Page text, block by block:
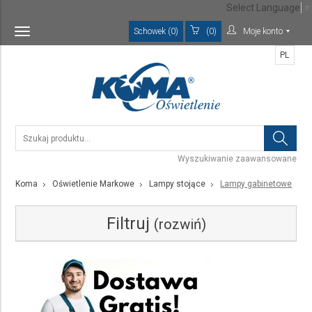
Toggle
navigation
Schowek (0) (0) Moje konto
Wyszukiwanie zaawansowane
PL
Koma Oświetlenie Markowe Lampy stojące Lampy gabinetowe
Filtruj (rozwiń)
Kategoria
Select Language